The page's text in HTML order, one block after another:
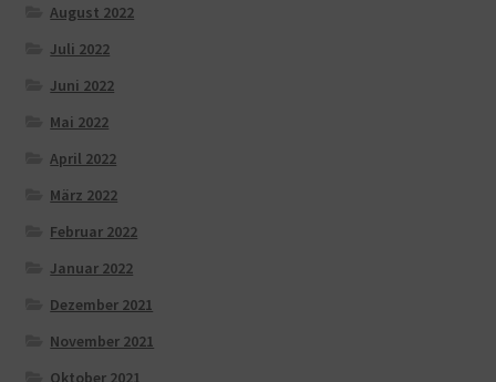
August 2022
Juli 2022
Juni 2022
Mai 2022
April 2022
März 2022
Februar 2022
Januar 2022
Dezember 2021
November 2021
Oktober 2021